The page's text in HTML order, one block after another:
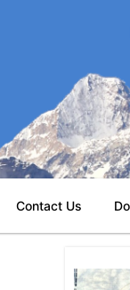
Contact Us